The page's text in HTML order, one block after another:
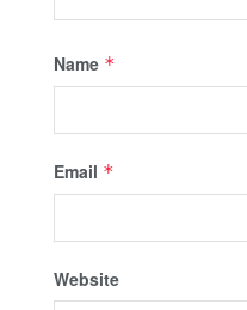
Name *
Email *
Website